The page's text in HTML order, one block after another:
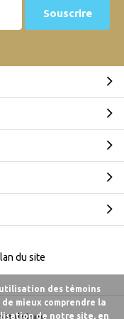
Souscrire
du site
des témoins
mieux comprendre la
de notre site, en